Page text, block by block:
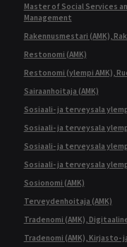
Master of Social Services
Management
Rakennusmestari (AMK),
Restonomi (AMK)
Restonomi (ylempi AMK),
Sairaanhoitaja (AMK)
Sosiaali- ja terveysala
Sosiaali- ja terveysala
Sosiaali- ja terveysala
Sosiaali- ja terveysala
Sosionomi (AMK)
Terveydenhoitaja (AMK)
Tradenomi (AMK),
Tradenomi (AMK),